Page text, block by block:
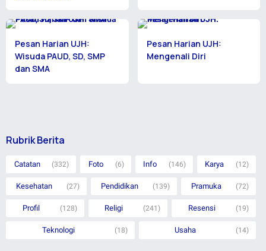
Pesan Harian UJH:
Wisuda PAUD, SD, SMP
dan SMA
Pesan Harian UJH:
Mengenali Diri
Rubrik Berita
Catatan (332) Foto (6) Info (146) Karya (12)
Kesehatan (27) Pendidikan (139) Pramuka (72)
Profil (128) Religi (241) Resensi (19)
Teknologi (18) Usaha (14)